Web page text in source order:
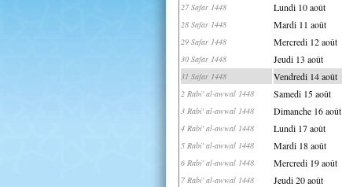
27 Safar 1448 Lundi 10 août
28 Safar 1448 Mardi 11 août
29 Safar 1448 Mercredi 12 août
30 Safar 1448 Jeudi 13 août
31 Safar 1448 Vendredi 14 août
2 Rabi' al-awwal 1448 Samedi 15 août
3 Rabi' al-awwal 1448 Dimanche 16 août
4 Rabi' al-awwal 1448 Lundi 17 août
5 Rabi' al-awwal 1448 Mardi 18 août
6 Rabi' al-awwal 1448 Mercredi 19 août
7 Rabi' al-awwal 1448 Jeudi 20 août